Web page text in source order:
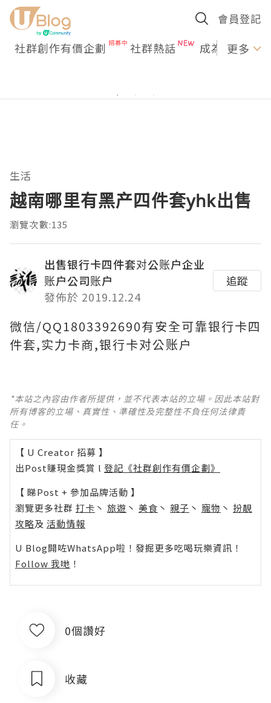
會員登記
社群創作有價企劃 社群熱話 成為U更多
生活
越南哪里有黑产四件套yhk出售
瀏覽次數:135
出售银行卡四件套对公账户企业
账户公司账户
發佈於 2019.12.24
追蹤
微信/QQ1803392690有安全可靠银行卡四
件套,实力卡商,银行卡对公账户
*本站之內容由作者所提供，並不代表本站的立場。因此本站對
所有博客的立場、真實性、準確性及完整性不負任何法律責
任。
【 U Creator 招募 】
出Post賺現金獎賞 l 登記《社群創作有價企劃》
【 睇Post + 參加品牌活動 】
瀏覽更多社群 打卡 丶 旅遊 丶 美食 丶 親子 丶 寵物 丶 扮靚
攻略及 活動情報
U Blog開咗WhatsApp啦！發掘更多吃喝玩樂資訊！
Follow 我哋 ！
0個讚好
收藏